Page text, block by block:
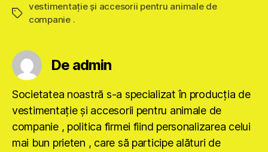
Etichete
vestimentaţie şi accesorii pentru animale de
companie .
De admin
Societatea noastră s-a specializat în producţia de
vestimentaţie şi accesorii pentru animale de
companie , politica firmei fiind personalizarea celui
mai bun prieten , care să participe alături de